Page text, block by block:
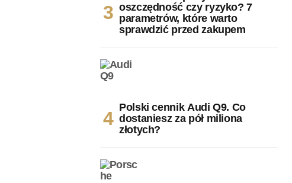
oszczędność czy ryzyko? 7
parametrów, które warto
sprawdzić przed zakupem
Polski cennik Audi Q9. Co
dostaniesz za pół miliona
złotych?